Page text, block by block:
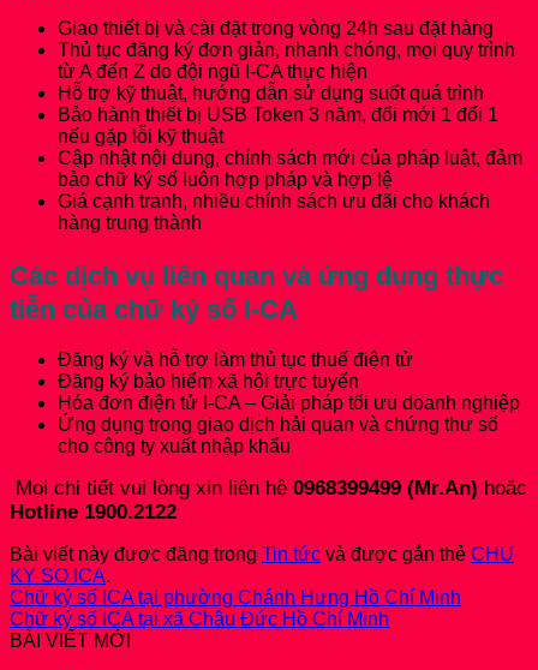
Giao thiết bị và cài đặt trong vòng 24h sau đặt hàng
Thủ tục đăng ký đơn giản, nhanh chóng, mọi quy trình
từ A đến Z do đội ngũ I-CA thực hiện
Hỗ trợ kỹ thuật, hướng dẫn sử dụng suốt quá trình
Bảo hành thiết bị USB Token 3 năm, đổi mới 1 đổi 1
nếu gặp lỗi kỹ thuật
Cập nhật nội dung, chính sách mới của pháp luật, đảm
bảo chữ ký số luôn hợp pháp và hợp lệ
Giá cạnh tranh, nhiều chính sách ưu đãi cho khách
hàng trung thành
Các dịch vụ liên quan và ứng dụng thực
tiễn của chữ ký số I-CA
Đăng ký và hỗ trợ làm thủ tục thuế điện tử
Đăng ký bảo hiểm xã hội trực tuyến
Hóa đơn điện tử I-CA – Giải pháp tối ưu doanh nghiệp
Ứng dụng trong giao dịch hải quan và chứng thư số
cho công ty xuất nhập khẩu
Mọi chi tiết vui lòng xin liên hệ 0968399499 (Mr.An) hoặc
Hotline 1900.2122
Bài viết này được đăng trong Tin tức và được gắn thẻ CHU
KY SO ICA.
Chữ ký số ICA tại phường Chánh Hưng Hồ Chí Minh
Chữ ký số ICA tại xã Châu Đức Hồ Chí Minh
BÀI VIẾT MỚI